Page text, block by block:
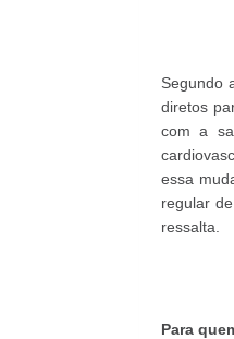
Segundo
diretos
com a
essa
regular
ressalta.
Para